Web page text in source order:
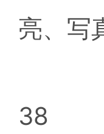
亮、写
38